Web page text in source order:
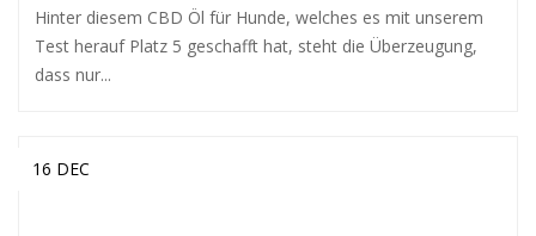
Hinter diesem CBD Öl für Hunde, welches es mit unserem
Test herauf Platz 5 geschafft hat, steht die Überzeugung,
dass nur...
16 DEC